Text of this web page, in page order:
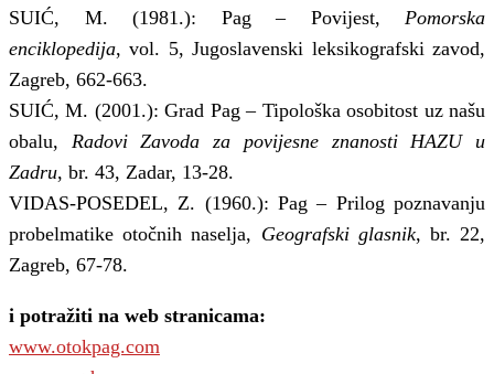
SUIĆ, M. (1981.): Pag – Povijest, Pomorska
enciklopedija, vol. 5, Jugoslavenski leksikografski zavod,
Zagreb, 662-663.
SUIĆ, M. (2001.): Grad Pag – Tipološka osobitost uz našu
obalu, Radovi Zavoda za povijesne znanosti HAZU u
Zadru, br. 43, Zadar, 13-28.
VIDAS-POSEDEL, Z. (1960.): Pag – Prilog poznavanju
probelmatike otočnih naselja, Geografski glasnik, br. 22,
Zagreb, 67-78.
i potražiti na web stranicama:
www.otokpag.com